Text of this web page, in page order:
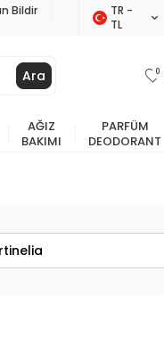
Bildir
TR −
TL
Ara 0
AĞIZ
BAKIMI
PARFÜM
DEODORANT